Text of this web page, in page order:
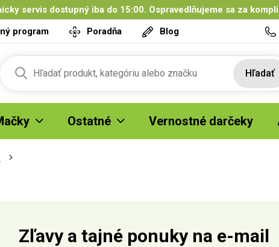
servis dostupný iba do 15:00. Ospravedlňujeme sa za
program Poradňa Blog
Hľadať
Ostatné Vernostné darčeky
Zľavy a tajné ponuky na e-mail